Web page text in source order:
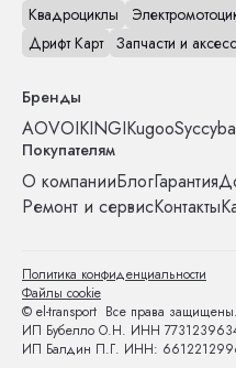
Квадроциклы
Дрифт Карт Запчасти и
Бренды
AOVOIKINGIKugooSyccyba
Покупателям
О компанииБлогГарантия
Ремонт и сервисКонтакты
© el-transport Все права защищены.
ИП Бубелло О.Н. ИНН
ИП Балдин П.Г. ИНН:
Политика конфиденциальности
Файлы cookie